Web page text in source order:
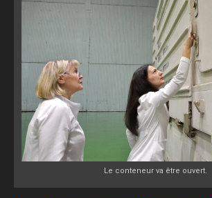
Le conteneur va être ouvert.